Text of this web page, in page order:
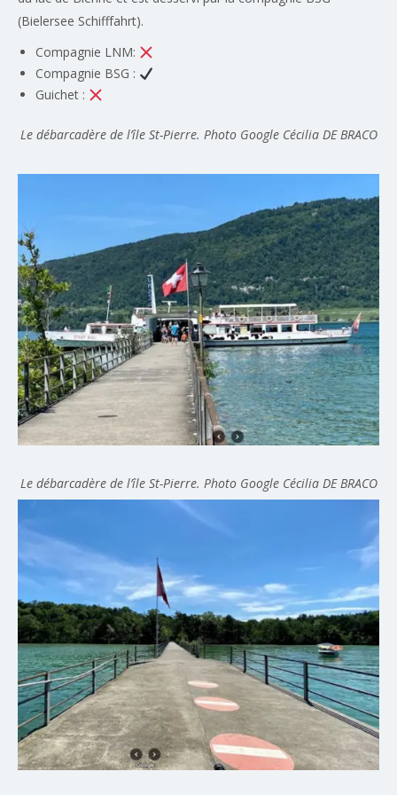
(Bielersee Schifffahrt).
Compagnie LNM:
Compagnie BSG :
Guichet :
Le débarcadère de l’île St-Pierre. Photo Google Cécilia DE BRACO
Le débarcadère de l’île St-Pierre. Photo Google Cécilia DE BRACO